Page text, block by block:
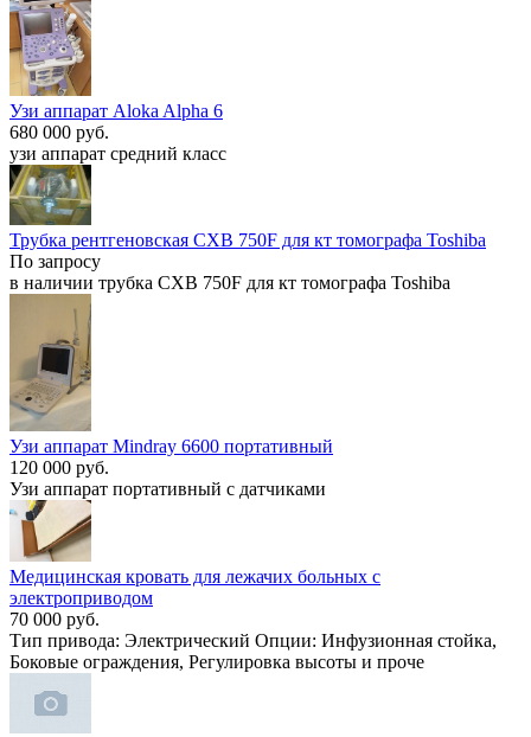
Узи аппарат Aloka Alpha 6
680 000 руб.
узи аппарат средний класс
Трубка рентгеновская CXB 750F для кт томографа Toshiba
По запросу
в наличии трубка CXB 750F для кт томографа Toshiba
Узи аппарат Mindray 6600 портативный
120 000 руб.
Узи аппарат портативный c датчиками
Медицинская кровать для лежачих больных с
электроприводом
70 000 руб.
Тип привода: Электрический Опции: Инфузионная стойка,
Боковые ограждения, Регулировка высоты и проче